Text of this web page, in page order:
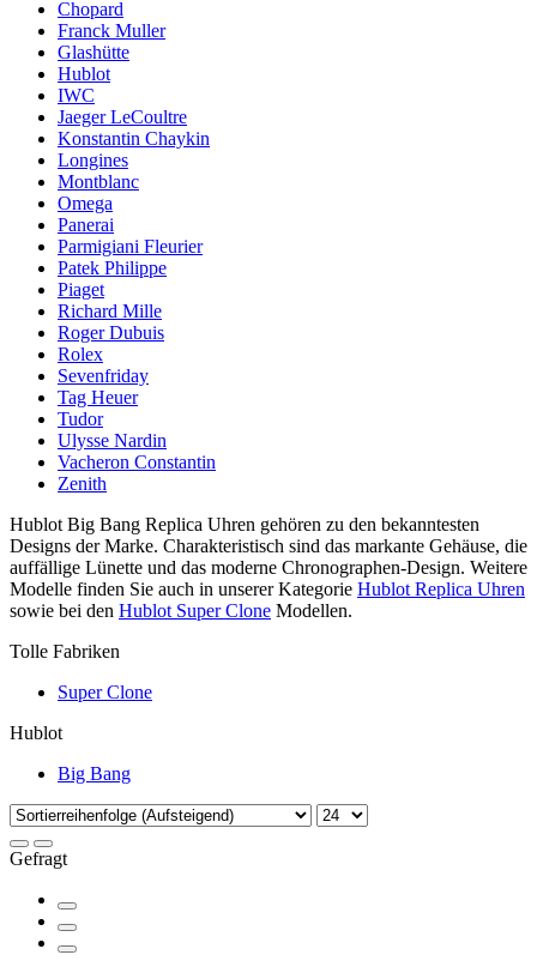
Chopard
Franck Muller
Glashütte
Hublot
IWC
Jaeger LeCoultre
Konstantin Chaykin
Longines
Montblanc
Omega
Panerai
Parmigiani Fleurier
Patek Philippe
Piaget
Richard Mille
Roger Dubuis
Rolex
Sevenfriday
Tag Heuer
Tudor
Ulysse Nardin
Vacheron Constantin
Zenith
Hublot Big Bang Replica Uhren gehören zu den bekanntesten
Designs der Marke. Charakteristisch sind das markante Gehäuse, die
auffällige Lünette und das moderne Chronographen-Design. Weitere
Modelle finden Sie auch in unserer Kategorie Hublot Replica Uhren
sowie bei den Hublot Super Clone Modellen.
Tolle Fabriken
Super Clone
Hublot
Big Bang
Gefragt